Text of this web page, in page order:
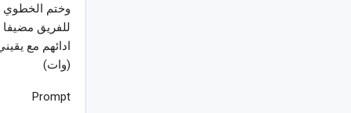
وختم الخطوي
للفريق
ادائهم مع
(وات)
Prompt